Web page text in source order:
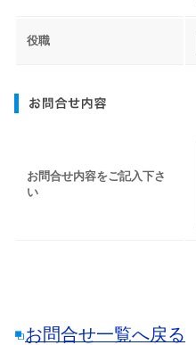
役職
お問合せ内容をご記入下さ
い
お問合せ一覧へ戻る